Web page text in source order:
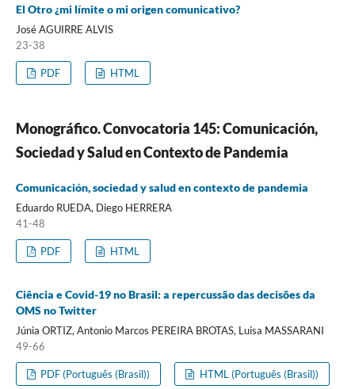
El Otro ¿mi límite o mi origen comunicativo?
José AGUIRRE ALVIS
23-38
PDF HTML
Monográfico. Convocatoria 145: Comunicación,
Sociedad y Salud en Contexto de Pandemia
Comunicación, sociedad y salud en contexto de pandemia
Eduardo RUEDA, Diego HERRERA
41-48
PDF HTML
Ciência e Covid-19 no Brasil: a repercussão das decisões da
OMS no Twitter
Júnia ORTIZ, Antonio Marcos PEREIRA BROTAS, Luisa MASSARANI
49-66
PDF (Português (Brasil)) HTML (Português (Brasil))